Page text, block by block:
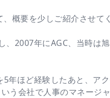
概要を少しご紹介させて
、2007年にAGC、当時は
5年ほど経験したあと、ア
う会社で人事のマネージ